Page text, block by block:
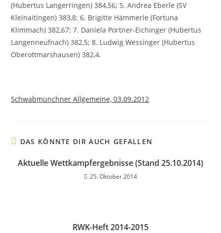
(Hubertus Langerringen) 384,56; 5. Andrea Eberle (SV
Kleinaitingen) 383,8; 6. Brigitte Hämmerle (Fortuna
Klimmach) 382,67; 7. Daniela Portner-Eichinger (Hubertus
Langenneufnach) 382,5; 8. Ludwig Wessinger (Hubertus
Oberottmarshausen) 382,4.
Schwabmünchner Allgemeine, 03.09.2012
DAS KÖNNTE DIR AUCH GEFALLEN
Aktuelle Wettkampfergebnisse (Stand 25.10.2014)
25. Oktober 2014
RWK-Heft 2014-2015